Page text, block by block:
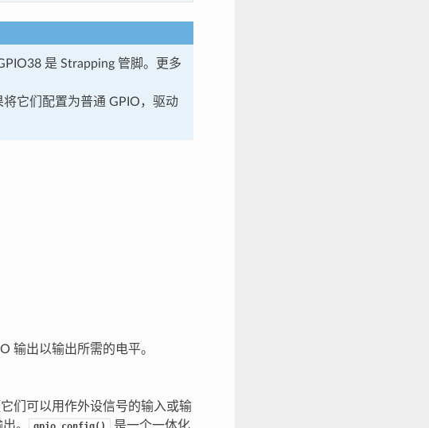
是 Strapping 管脚。更多
将它们配置为普通 GPIO，驱动
输出以输出所需的电平。
们可以用作外设信号的输入或输